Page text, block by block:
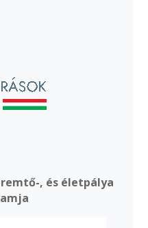
, és életpálya